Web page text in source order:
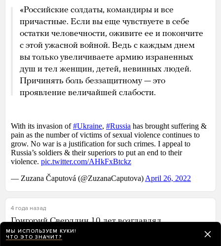
«Российские солдаты, командиры и все
причастные. Если вы еще чувствуете в себе
остатки человечности, оживите ее и покончите
с этой ужасной войной. Ведь с каждым днем
вы только увеличиваете армию израненных
душ и тел женщин, детей, невинных людей.
Причинять боль беззащитному — это
проявление величайшей слабости.
4 года назад
Григорий Свердлин 10 лет возглавлял
благотворительную организацию «Ночлежка»,
МЫ ИСПОЛЬЗУЕМ КУКИ!
ЧТО ЭТО ЗНАЧИТ?